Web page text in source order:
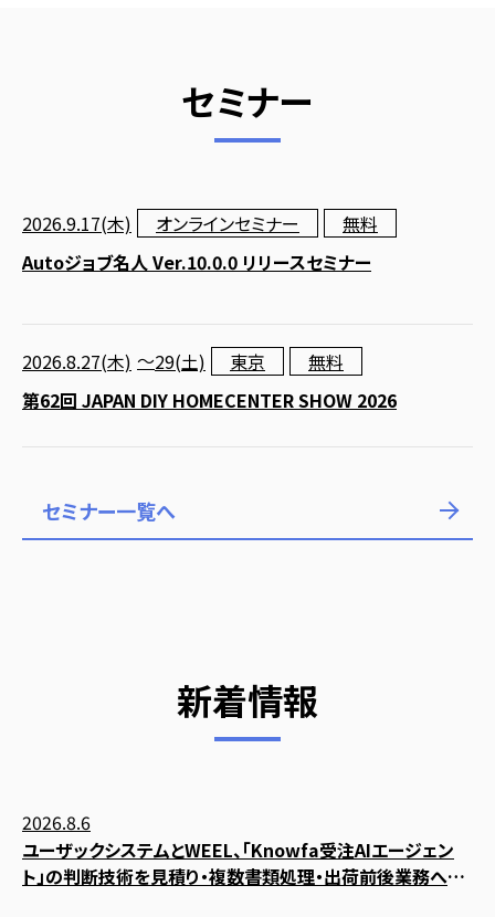
セミナー
2026.9.17(木) オンラインセミナー
無料
Autoジョブ名人 Ver.10.0.0 リリースセミナー
2026.8.27(木) ～29(土) 東京
無料
第62回 JAPAN DIY HOMECENTER SHOW 2026
セミナー一覧へ
新着情報
2026.8.6
ユーザックシステムとWEEL、「Knowfa受注AIエージェン
ト」の判断技術を見積り・複数書類処理・出荷前後業務へ拡